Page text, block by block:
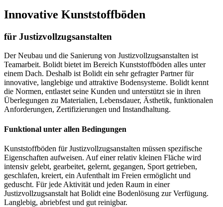
Innovative Kunststoffböden
für Justizvollzugsanstalten
Der Neubau und die Sanierung von Justizvollzugsanstalten ist
Teamarbeit. Bolidt bietet im Bereich Kunststoffböden alles unter
einem Dach. Deshalb ist Bolidt ein sehr gefragter Partner für
innovative, langlebige und attraktive Bodensysteme. Bolidt kennt
die Normen, entlastet seine Kunden und unterstützt sie in ihren
Überlegungen zu Materialien, Lebensdauer, Ästhetik, funktionalen
Anforderungen, Zertifizierungen und Instandhaltung.
Funktional unter allen Bedingungen
Kunststoffböden für Justizvollzugsanstalten müssen spezifische
Eigenschaften aufweisen. Auf einer relativ kleinen Fläche wird
intensiv gelebt, gearbeitet, gelernt, gegangen, Sport getrieben,
geschlafen, kreiert, ein Aufenthalt im Freien ermöglicht und
geduscht. Für jede Aktivität und jeden Raum in einer
Justizvollzugsanstalt hat Bolidt eine Bodenlösung zur Verfügung.
Langlebig, abriebfest und gut reinigbar.